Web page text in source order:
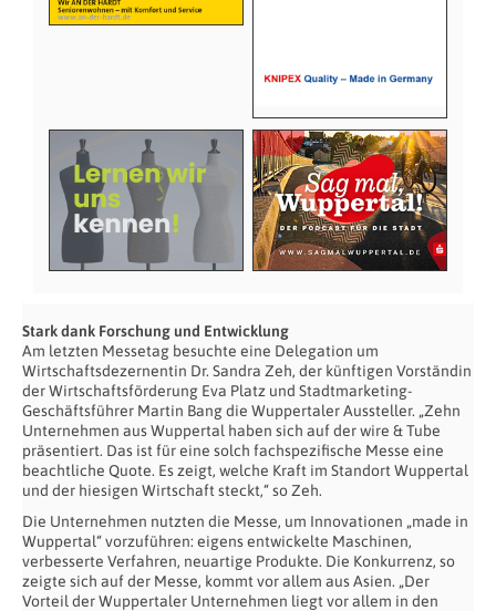
Stark dank Forschung und Entwicklung
Am letzten Messetag besuchte eine Delegation um
Wirtschaftsdezernentin Dr. Sandra Zeh, der künftigen Vorständin
der Wirtschaftsförderung Eva Platz und Stadtmarketing-
Geschäftsführer Martin Bang die Wuppertaler Aussteller. „Zehn
Unternehmen aus Wuppertal haben sich auf der wire & Tube
präsentiert. Das ist für eine solch fachspezifische Messe eine
beachtliche Quote. Es zeigt, welche Kraft im Standort Wuppertal
und der hiesigen Wirtschaft steckt,“ so Zeh.
Die Unternehmen nutzten die Messe, um Innovationen „made in
Wuppertal“ vorzuführen: eigens entwickelte Maschinen,
verbesserte Verfahren, neuartige Produkte. Die Konkurrenz, so
zeigte sich auf der Messe, kommt vor allem aus Asien. „Der
Vorteil der Wuppertaler Unternehmen liegt vor allem in den